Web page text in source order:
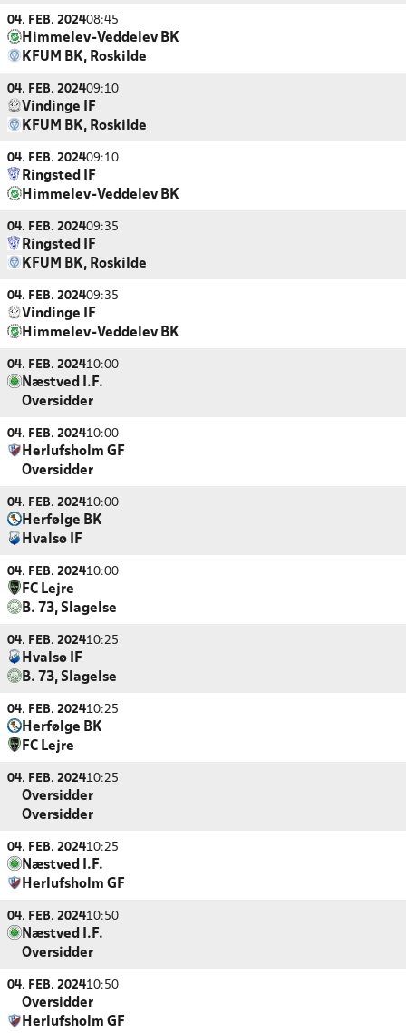
04. FEB. 202408:45
Himmelev-Veddelev BK
KFUM BK, Roskilde
04. FEB. 202409:10
Vindinge IF
KFUM BK, Roskilde
04. FEB. 202409:10
Ringsted IF
Himmelev-Veddelev BK
04. FEB. 202409:35
Ringsted IF
KFUM BK, Roskilde
04. FEB. 202409:35
Vindinge IF
Himmelev-Veddelev BK
04. FEB. 202410:00
Næstved I.F.
Oversidder
04. FEB. 202410:00
Herlufsholm GF
Oversidder
04. FEB. 202410:00
Herfølge BK
Hvalsø IF
04. FEB. 202410:00
FC Lejre
B. 73, Slagelse
04. FEB. 202410:25
Hvalsø IF
B. 73, Slagelse
04. FEB. 202410:25
Herfølge BK
FC Lejre
04. FEB. 202410:25
Oversidder
Oversidder
04. FEB. 202410:25
Næstved I.F.
Herlufsholm GF
04. FEB. 202410:50
Næstved I.F.
Oversidder
04. FEB. 202410:50
Oversidder
Herlufsholm GF